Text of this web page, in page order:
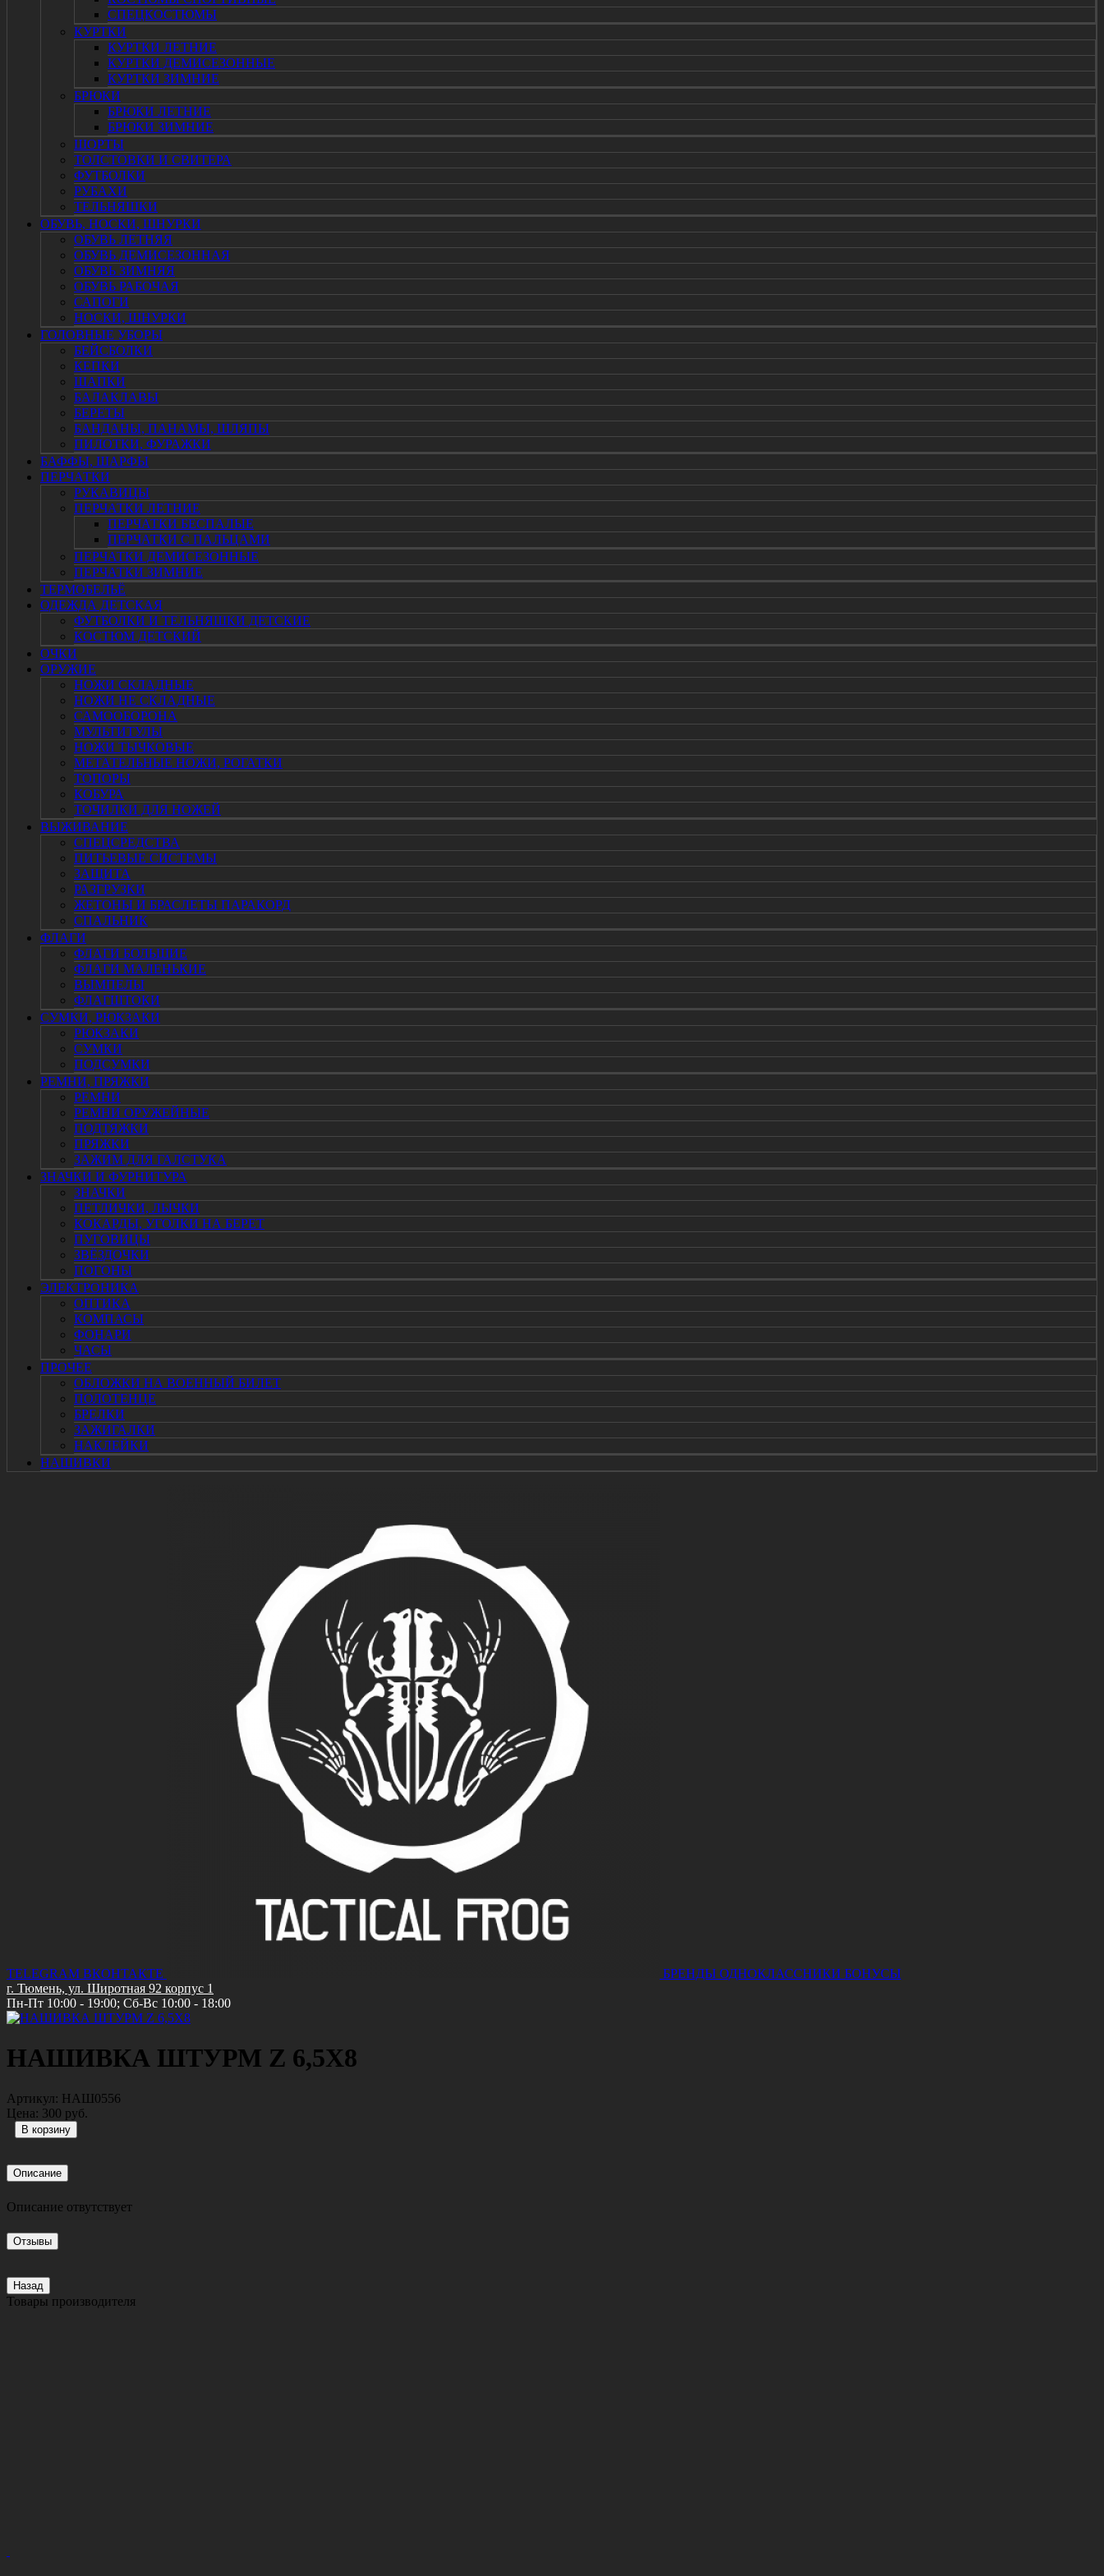
СПЕЦКОСТЮМЫ
КУРТКИ
КУРТКИ ЛЕТНИЕ
КУРТКИ ДЕМИСЕЗОННЫЕ
КУРТКИ ЗИМНИЕ
БРЮКИ
БРЮКИ ЛЕТНИЕ
БРЮКИ ЗИМНИЕ
ШОРТЫ
ТОЛСТОВКИ И СВИТЕРА
ФУТБОЛКИ
РУБАХИ
ТЕЛЬНЯШКИ
ОБУВЬ, НОСКИ, ШНУРКИ
ОБУВЬ ЛЕТНЯЯ
ОБУВЬ ДЕМИСЕЗОННАЯ
ОБУВЬ ЗИМНЯЯ
ОБУВЬ РАБОЧАЯ
САПОГИ
НОСКИ, ШНУРКИ
ГОЛОВНЫЕ УБОРЫ
БЕЙСБОЛКИ
КЕПКИ
ШАПКИ
БАЛАКЛАВЫ
БЕРЕТЫ
БАНДАНЫ, ПАНАМЫ, ШЛЯПЫ
ПИЛОТКИ, ФУРАЖКИ
БАФФЫ, ШАРФЫ
ПЕРЧАТКИ
РУКАВИЦЫ
ПЕРЧАТКИ ЛЕТНИЕ
ПЕРЧАТКИ БЕСПАЛЫЕ
ПЕРЧАТКИ С ПАЛЬЦАМИ
ПЕРЧАТКИ ДЕМИСЕЗОННЫЕ
ПЕРЧАТКИ ЗИМНИЕ
ТЕРМОБЕЛЬЁ
ОДЕЖДА ДЕТСКАЯ
ФУТБОЛКИ И ТЕЛЬНЯШКИ ДЕТСКИЕ
КОСТЮМ ДЕТСКИЙ
ОЧКИ
ОРУЖИЕ
НОЖИ СКЛАДНЫЕ
НОЖИ НЕ СКЛАДНЫЕ
САМООБОРОНА
МУЛЬТИТУЛЫ
НОЖИ ТЫЧКОВЫЕ
МЕТАТЕЛЬНЫЕ НОЖИ, РОГАТКИ
ТОПОРЫ
КОБУРА
ТОЧИЛКИ ДЛЯ НОЖЕЙ
ВЫЖИВАНИЕ
СПЕЦСРЕДСТВА
ПИТЬЕВЫЕ СИСТЕМЫ
ЗАЩИТА
РАЗГРУЗКИ
ЖЕТОНЫ И БРАСЛЕТЫ ПАРАКОРД
СПАЛЬНИК
ФЛАГИ
ФЛАГИ БОЛЬШИЕ
ФЛАГИ МАЛЕНЬКИЕ
ВЫМПЕЛЫ
ФЛАГШТОКИ
СУМКИ, РЮКЗАКИ
РЮКЗАКИ
СУМКИ
ПОДСУМКИ
РЕМНИ, ПРЯЖКИ
РЕМНИ
РЕМНИ ОРУЖЕЙНЫЕ
ПОДТЯЖКИ
ПРЯЖКИ
ЗАЖИМ ДЛЯ ГАЛСТУКА
ЗНАЧКИ И ФУРНИТУРА
ЗНАЧКИ
ПЕТЛИЧКИ, ЛЫЧКИ
КОКАРДЫ, УГОЛКИ НА БЕРЕТ
ПУГОВИЦЫ
ЗВЁЗДОЧКИ
ПОГОНЫ
ЭЛЕКТРОНИКА
ОПТИКА
КОМПАСЫ
ФОНАРИ
ЧАСЫ
ПРОЧЕЕ
ОБЛОЖКИ НА ВОЕННЫЙ БИЛЕТ
ПОЛОТЕНЦЕ
БРЕЛКИ
ЗАЖИГАЛКИ
НАКЛЕЙКИ
НАШИВКИ
TELEGRAM ВКОНТАКТЕ БРЕНДЫ ОДНОКЛАССНИКИ БОНУСЫ
г. Тюмень, ул. Широтная 92 корпус 1
Пн-Пт 10:00 - 19:00; Сб-Вс 10:00 - 18:00
НАШИВКА ШТУРМ Z 6,5X8
Артикул: НАШ0556
Цена: 300 руб.
Описание
Описание отвутствует
Отзывы
Назад
Товары производителя